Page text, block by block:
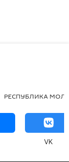
РЕСПУБЛИКА
VK